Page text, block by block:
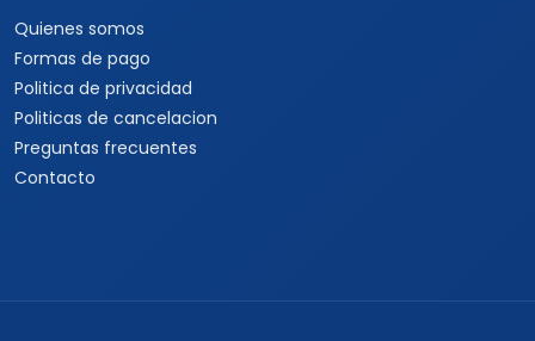
Cruceros Islas Griegas
Cruceros por Sudamérica
Cruceros por Asia
Cruceros por Alaska
Informacion
Politicas de cancelacion